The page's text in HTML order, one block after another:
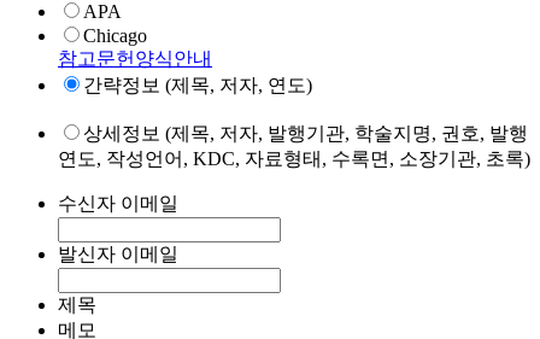
APA
Chicago
참고문헌양식안내
간략정보 (제목, 저자, 연도)
상세정보 (제목, 저자, 발행기관, 학술지명, 권호, 발행
연도, 작성언어, KDC, 자료형태, 수록면, 소장기관, 초록)
수신자 이메일
발신자 이메일
제목
메모